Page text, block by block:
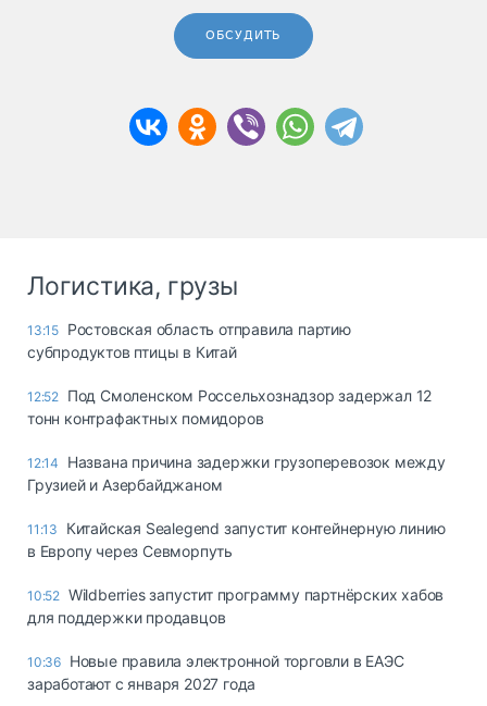
ОБСУДИТЬ
Логистика, грузы
13:15 Ростовская область отправила партию
субпродуктов птицы в Китай
12:52 Под Смоленском Россельхознадзор задержал 12
тонн контрафактных помидоров
12:14
Названа причина задержки грузоперевозок между
Грузией и Азербайджаном
11:13
Китайская Sealegend запустит контейнерную линию
в Европу через Севморпуть
10:52 Wildberries запустит программу партнёрских хабов
для поддержки продавцов
10:36 Новые правила электронной торговли в ЕАЭС
заработают с января 2027 года